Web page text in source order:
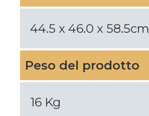
44.5 x 46.0 x 58.5cm
Peso del prodotto
16 Kg